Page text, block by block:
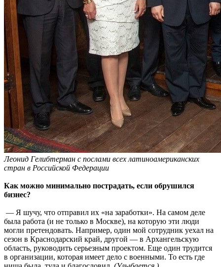
Леонид Гелибтерман с послами всех латиноамериканских
стран в Российской Федерации
Как можно минимально пострадать, если обрушился
бизнес?
— Я шучу, что отправил их «на заработки». На самом деле
была работа (и не только в Москве), на которую эти люди
могли претендовать. Например, один мой сотрудник уехал на
сезон в Краснодарский край, другой — в Архангельскую
область, руководить серьезным проектом. Еще один трудится
в организации, которая имеет дело с военными. То есть где